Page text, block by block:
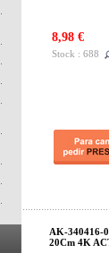
8,98 €
Stock : 688
AK-340416-
20Cm 4K